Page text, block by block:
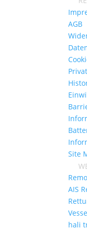
AGB
Site
AIS
hali